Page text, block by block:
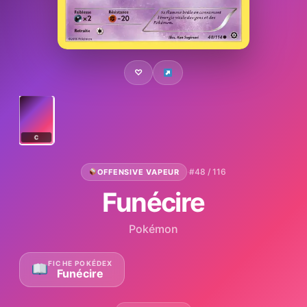
♡
C
OFFENSIVE VAPEUR ·#48 / 116
Funécire
Pokémon
FICHE POKÉDEX
Funécire